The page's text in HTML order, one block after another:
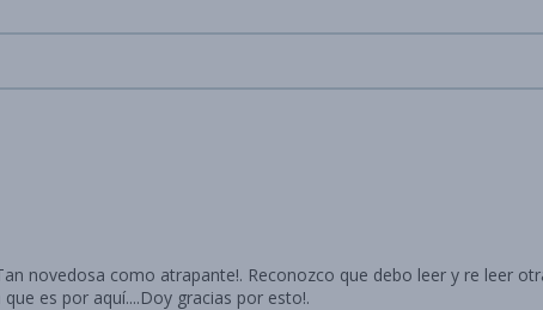
novedosa como atrapante!. Reconozco que debo leer y re leer
es por aquí....Doy gracias por esto!.